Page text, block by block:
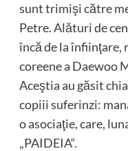
sunt trimişi către
Petre. Alături de
încă de la
coreene a Daewoo
Aceştia au găsit
copiii suferinzi:
o asociaţie, care,
„PAIDEIA“.